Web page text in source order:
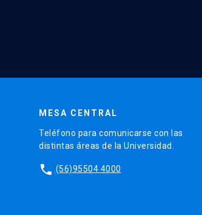
MESA CENTRAL
Teléfono para comunicarse con las
distintas áreas de la Universidad.
phone (56)95504 4000